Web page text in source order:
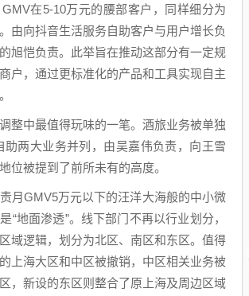
在5-10万元的腰部客户，同样细分为
由向抖音生活服务自助客户与用户增长负
旭恺负责。此举旨在推动这部分有一定规
户，通过更标准化的产品和工具实现自主
整中最值得玩味的一笔。酒旅业务被单独
助两大业务并列，由吴嘉伟负责，向王雪
位被提到了前所未有的高度。
月GMV5万元以下的汪洋大海般的中小微
“地面渗透”。线下部门不再以行业划分，
域逻辑，划分为北区、南区和东区。值得
上海大区和中区被撤销，中区相关业务被
，新设的东区则整合了原上海及周边区域